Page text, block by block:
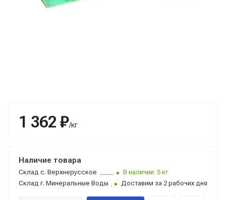
1 362 ₽/кг
Наличие товара
Склад с. Верхнерусское
В наличии: 5 кг
Склад г. Минеральные Воды Доставим за 2 рабочих дня